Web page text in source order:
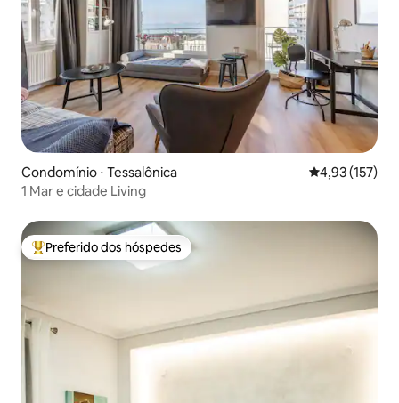
Condomínio ⋅ Tessalônica 4,93 de uma
4,93 (157)
1 Mar e cidade Living
Entre os melhores preferidos dos hóspedes
Preferido dos hóspedes